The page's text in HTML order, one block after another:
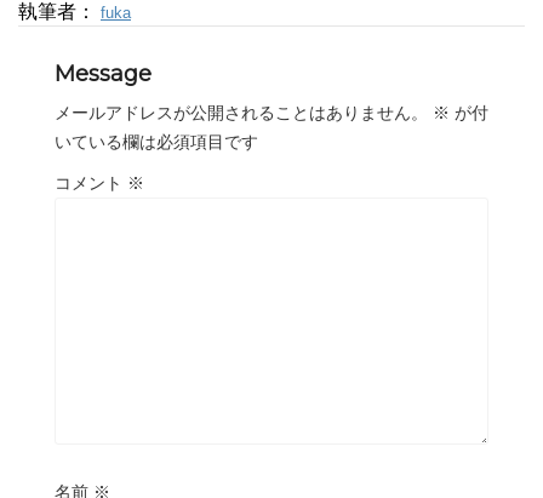
執筆者： fuka
Message
メールアドレスが公開されることはありません。 ※ が付
いている欄は必須項目です
コメント ※
名前 ※